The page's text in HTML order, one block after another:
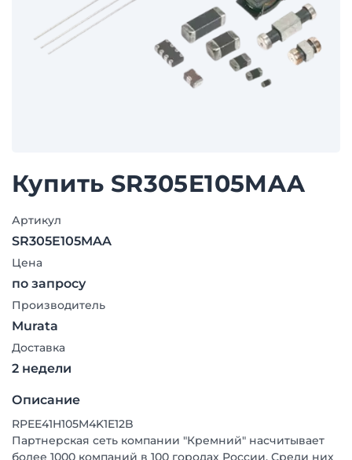
Купить SR305E105MAA
Артикул
SR305E105MAA
Цена
по запросу
Производитель
Murata
Доставка
2 недели
Описание
RPEE41H105M4K1E12B
Партнерская сеть компании "Кремний" насчитывает
более 1000 компаний в 100 городах России. Среди них